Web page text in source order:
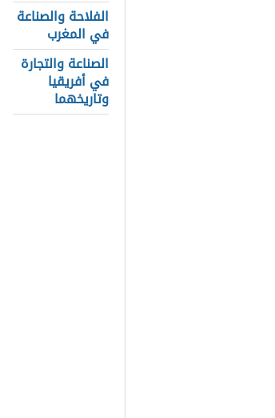
الفلاحة والصناعة
في المغرب
الصناعة والتجارة
في أفريقيا
وتاريخهما